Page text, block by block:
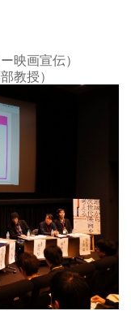
映画宣伝）
教授）